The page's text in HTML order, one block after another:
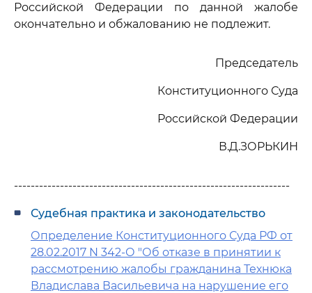
Российской Федерации по данной жалобе
окончательно и обжалованию не подлежит.
Председатель
Конституционного Суда
Российской Федерации
В.Д.ЗОРЬКИН
------------------------------------------------------------------
Судебная практика и законодательство
Определение Конституционного Суда РФ от
28.02.2017 N 342-О "Об отказе в принятии к
рассмотрению жалобы гражданина Технюка
Владислава Васильевича на нарушение его